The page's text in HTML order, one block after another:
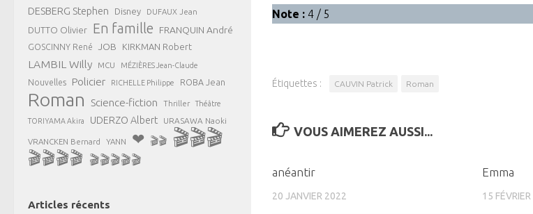
Note : 4 / 5
Étiquettes : CAUVIN Patrick Roman
VOUS AIMEREZ AUSSI...
anéantir
20 JANVIER 2022
Emma
15
DESBERG Stephen Disney DUFAUX Jean
DUTTO Olivier En famille FRANQUIN André
GOSCINNY René JOB KIRKMAN Robert
LAMBIL Willy MCU MÉZIÈRES Jean-Claude
Nouvelles Policier RICHELLE Philippe ROBA Jean
Roman Science-fiction Thriller Théâtre
TORIYAMA Akira UDERZO Albert URASAWA Naoki
VRANCKEN Bernard YANN ❤ 🎬🎬 🎬🎬🎬
🎬🎬🎬🎬 🎬🎬🎬🎬🎬
Articles récents